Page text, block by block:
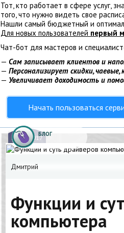
Тот, кто работает в сфере услуг,
того, что нужно видеть свое
Нашли самый бюджетный и
Для новых пользователей первый
Чат-бот для мастеров и
— Сам записывает клиентов и
— Персонализирует скидки,
— Увеличивает доходимость и
Начать пользоваться
13.11.2017
БЛОГ
Дмитрий
Функции и
компьютера